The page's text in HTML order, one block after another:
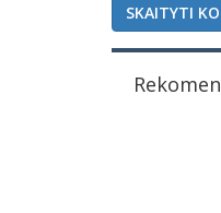
SKAITYTI